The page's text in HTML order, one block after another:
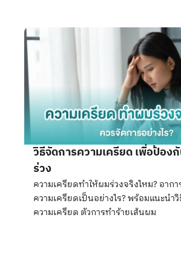
วิธีจัดการความเครียด เพื่อป้อ
ร่วง
ความเครียดทำให้ผมร่วงจริงไหม? อากา
ความเครียดเป็นอย่างไร? พร้อมแนะนำ
ความเครียด ตัวการทำร้ายเส้นผม